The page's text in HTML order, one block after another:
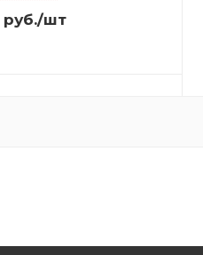
руб./шт